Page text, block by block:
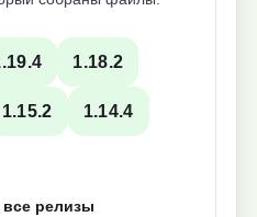
1.18.2
1.15.2 1.14.4
все релизы